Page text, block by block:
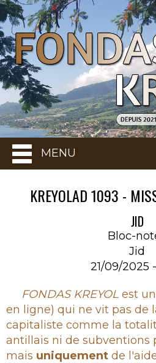
MENU
KREYOLAD 1093 -
JID
Bloc-
Jid
21/09/2025 -
Rubrique
FONDAS KREYOL est
en ligne) qui ne vit pas de
capitaliste comme la
antillais ni de subventions
mais uniquement de